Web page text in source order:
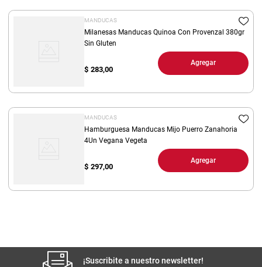
MANDUCAS
Milanesas Manducas Quinoa Con Provenzal 380gr
Sin Gluten
$ 283,00
Agregar
MANDUCAS
Hamburguesa Manducas Mijo Puerro Zanahoria
4Un Vegana Vegeta
$ 297,00
Agregar
¡Suscribite a nuestro newsletter!